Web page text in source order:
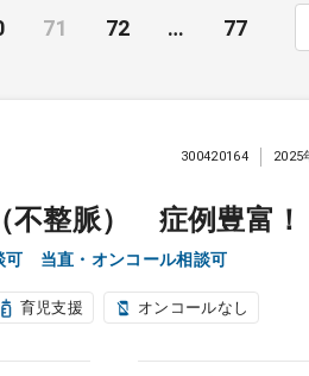
71 72 … 77
不整脈） 症例豊富！
可 当直・オンコール相談可
300420164 2025
育児支援 オンコールなし